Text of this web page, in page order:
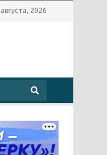
2026